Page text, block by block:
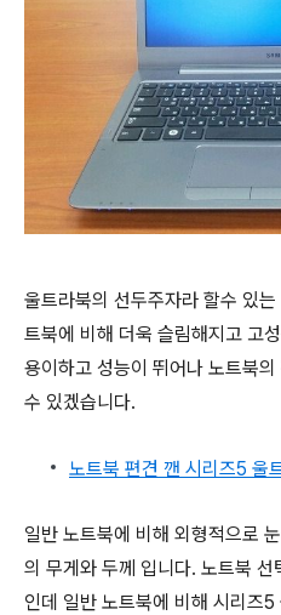
울트라북의 선두주자라 할수 있
트북에 비해 더욱 슬림해지고 고
용이하고 성능이 뛰어나 노트북
수 있겠습니다.
노트북 편견 깬 시리즈5
일반 노트북에 비해 외형적으로
의 무게와 두께 입니다. 노트북 선
인데 일반 노트북에 비해 시리즈